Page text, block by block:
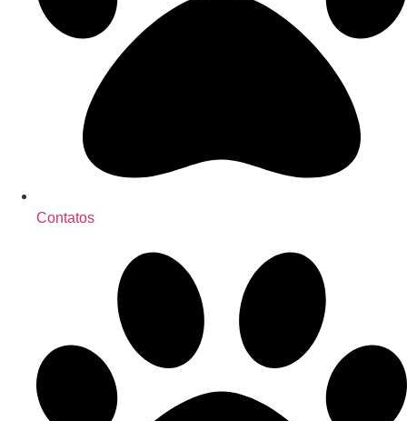
Contatos